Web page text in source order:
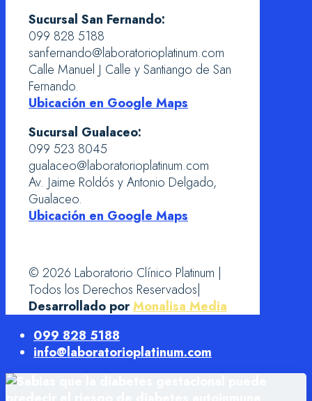
Sucursal San Fernando:
099 828 5188
sanfernando@laboratorioplatinum.com
Calle Manuel J Calle y Santiango de San
Fernando.
Ubicación en Google Maps
Sucursal Gualaceo:
099 523 8045
gualaceo@laboratorioplatinum.com
Av. Jaime Roldós y Antonio Delgado,
Gualaceo.
Ubicación en Google Maps
© 2026 Laboratorio Clínico Platinum |
Todos los Derechos Reservados|
Desarrollado porMonalisa Media
099 828 5188
info@laboratorioplatinum.com